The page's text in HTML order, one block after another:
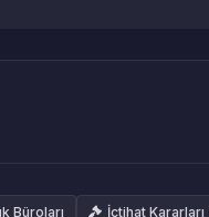
Büroları İçtihat Kararları